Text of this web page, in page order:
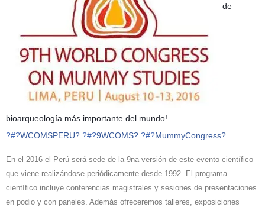
de
bioarqueología más importante del mundo!
?#?WCOMSPERU? ?#?9WCOMS? ?#?MummyCongress?
En el 2016 el Perú será sede de la 9na versión de este evento científico
que viene realizándose periódicamente desde 1992. El programa
científico incluye conferencias magistrales y sesiones de presentaciones
en podio y con paneles. Además ofreceremos talleres, exposiciones